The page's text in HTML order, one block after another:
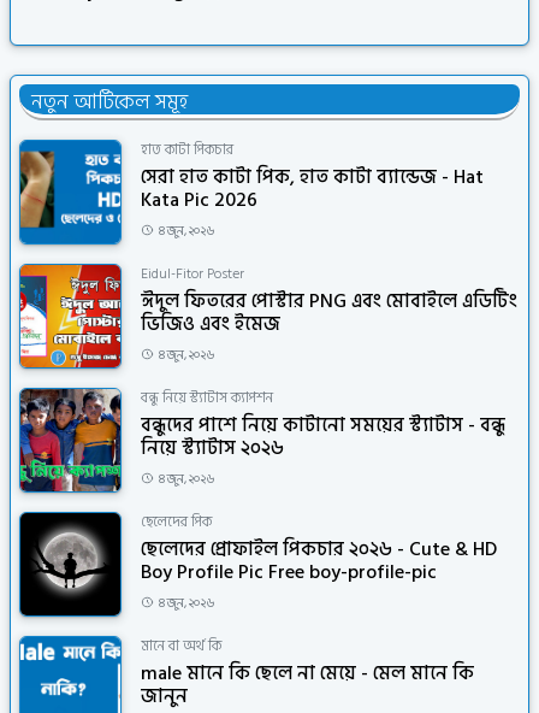
নতুন আর্টিকেল সমূহ
হাত কাটা পিকচার
সেরা হাত কাটা পিক, হাত কাটা ব্যান্ডেজ - Hat
Kata Pic 2026
৪ জুন, ২০২৬
Eidul-Fitor Poster
ঈদুল ফিতরের পোস্টার PNG এবং মোবাইলে এডিটিং
ভিজিও এবং ইমেজ
৪ জুন, ২০২৬
বন্ধু নিয়ে স্ট্যাটাস ক্যাপশন
বন্ধুদের পাশে নিয়ে কাটানো সময়ের স্ট্যাটাস - বন্ধু
নিয়ে স্ট্যাটাস ২০২৬
৪ জুন, ২০২৬
ছেলেদের পিক
ছেলেদের প্রোফাইল পিকচার ২০২৬ - Cute & HD
Boy Profile Pic Free boy-profile-pic
৪ জুন, ২০২৬
মানে বা অর্থ কি
male মানে কি ছেলে না মেয়ে - মেল মানে কি
জানুন